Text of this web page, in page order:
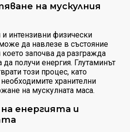
на мускулния
интензивни физически
да навлезе в състояние
започва да разгражда
да получи енергия. Глутаминът
този процес, като
хранителни
на мускулната маса.
на енергията и